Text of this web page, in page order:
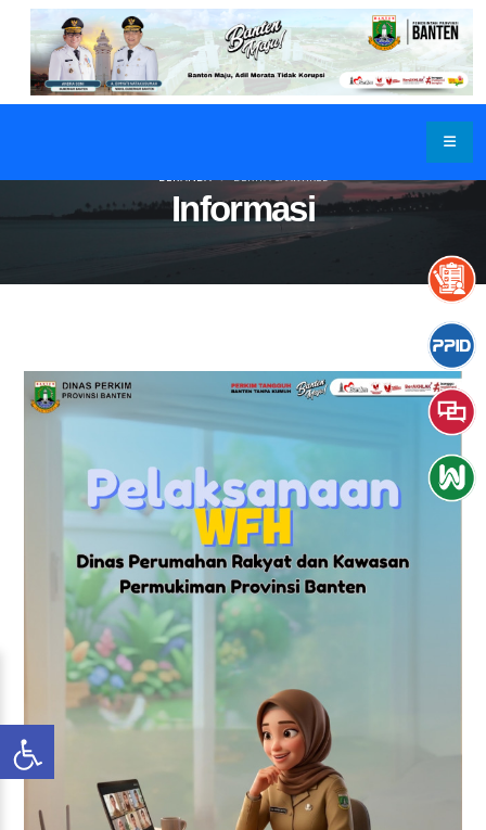
Informasi
BERANDA BERITA & ARTIKEL